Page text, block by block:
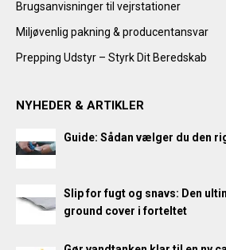
Brugsanvisninger til vejrstationer
Miljøvenlig pakning & producentansvar
Prepping Udstyr – Styrk Dit Beredskab
NYHEDER & ARTIKLER
Guide: Sådan vælger du den
Slip for fugt og snavs: Den
ground cover i forteltet